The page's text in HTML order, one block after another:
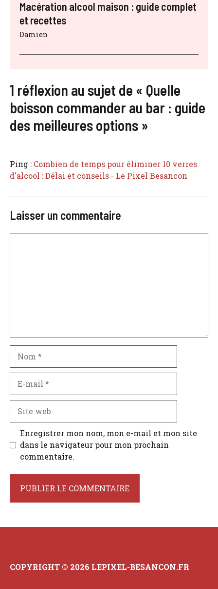
Macération alcool maison : guide complet
et recettes
Damien
1 réflexion au sujet de « Quelle
boisson commander au bar : guide
des meilleures options »
Ping : Combien de temps pour éliminer 10 verres
d'alcool : Délai et conseils - Le Pixel Besancon
Laisser un commentaire
mail
web
Enregistrer mon nom, mon e-mail et mon site
dans le navigateur pour mon prochain
commentaire.
COPYRIGHT © 2026 LEPIXEL-BESANCON.FR